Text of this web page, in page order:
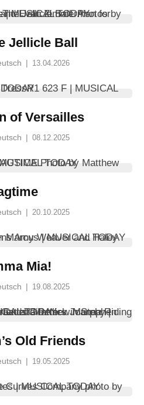
Jellicle Ball
| 13.04.2026
of Versailles
| 08.12.2025
| 20.10.2025
Mia!
| 19.08.2025
Old Friends
| 19.05.2025